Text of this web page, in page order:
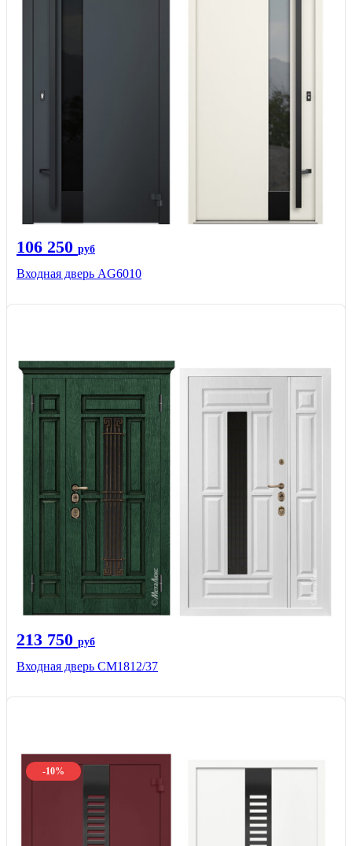
106 250 руб
Входная дверь AG6010
213 750 руб
Входная дверь СМ1812/37
-10%